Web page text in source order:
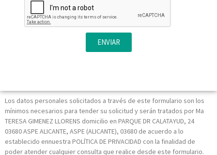
ENVIAR
Los datos personales solicitados a través de este formulario son los
mínimos necesarios para tender su solicitud y serán tratados por Ma
TERESA GIMENEZ LLORENS domicilio en PARQUE DR CALATAYUD, 24
03680 ASPE ALICANTE, ASPE (ALICANTE), 03680 de acuerdo a lo
establecido ennuestra POLÍTICA DE PRIVACIDAD con la finalidad de
poder atender cualquier consulta que realice desde este formulario.